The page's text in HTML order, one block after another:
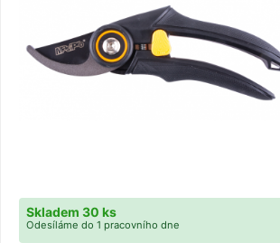
Skladem 30 ks
Odesíláme do 1 pracovního dne